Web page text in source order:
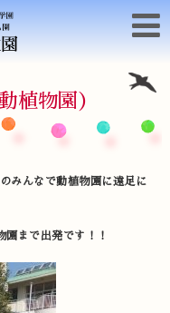
植物園）
みんなで動植物園に遠足に
まで出発です！！